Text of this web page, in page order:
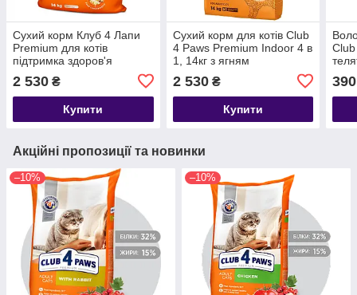
Сухий корм Клуб 4 Лапи
Premium для котів
підтримка здоров'я
сечовивідної системи, 14
кг.
2 530 ₴
Купити
Сухий корм для котів Club
4 Paws Premium Indoor 4 в
1, 14кг з ягням
2 530₴
Купити
390
Акційні пропозиції та новинки
–10% –10%